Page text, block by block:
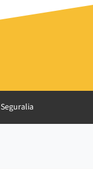
Seguralia